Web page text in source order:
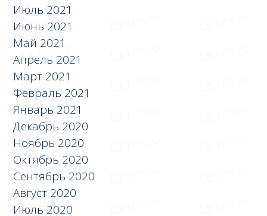
Июль 2021
Июнь 2021
Май 2021
Апрель 2021
Март 2021
Февраль 2021
Январь 2021
Декабрь 2020
Ноябрь 2020
Октябрь 2020
Сентябрь 2020
Август 2020
Июль 2020